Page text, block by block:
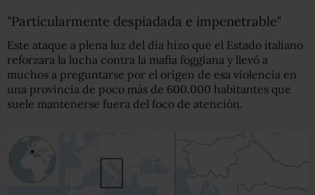
"Particularmente despiadada e impenetrable"
Este ataque a plena luz del día hizo que el Estado italiano
reforzara la lucha contra la mafia foggiana y llevó a
muchos a preguntarse por el origen de esa violencia en
una provincia de poco más de 600.000 habitantes que
suele mantenerse fuera del foco de atención.